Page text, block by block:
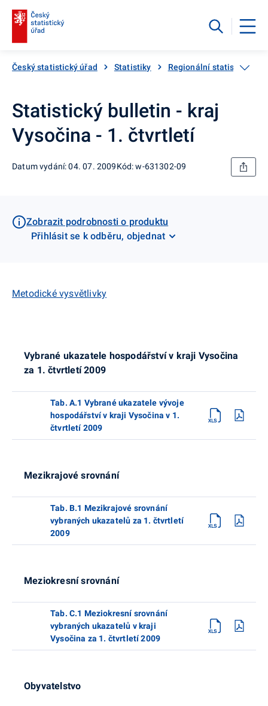
Český statistický úřad Statistiky Regionální statistiky
Statistický bulletin - kraj
Vysočina - 1. čtvrtletí
Datum vydání: 04. 07. 2009Kód: w-631302-09
Zobrazit podrobnosti o produktu
Přihlásit se k odběru, objednat
Metodické vysvětlivky
Vybrané ukazatele hospodářství v kraji Vysočina
za 1. čtvrtletí 2009
Tab. A.1 Vybrané ukazatele vývoje
hospodářství v kraji Vysočina v 1.
čtvrtletí 2009
Mezikrajové srovnání
Tab. B.1 Mezikrajové srovnání
vybraných ukazatelů za 1. čtvrtletí
2009
Meziokresní srovnání
Tab. C.1 Meziokresní srovnání
vybraných ukazatelů v kraji
Vysočina za 1. čtvrtletí 2009
Obyvatelstvo